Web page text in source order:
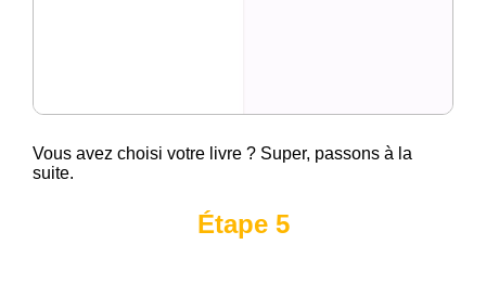
Vous avez choisi votre livre ? Super, passons à la
suite.
Étape 5